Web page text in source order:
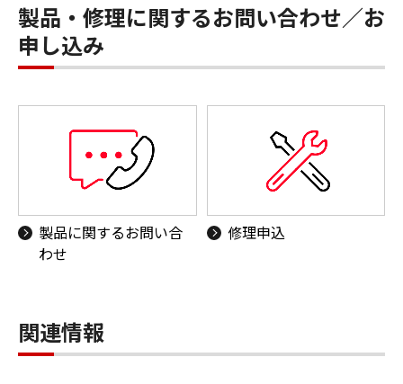
製品・修理に関するお問い合わせ／お
申し込み
製品に関するお問い合
わせ
修理申込
関連情報